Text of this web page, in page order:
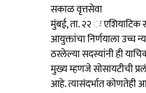
सकाळ वृत्तसेवा
मुंबई, ता. २२ ः एशियाटिक
आयुक्तांचा निर्णयाला उच्च
ठरलेल्या सदस्यांनी ही
मुख्य म्हणजे सोसायटीची
आहे. त्यासंदर्भात कोणतेही